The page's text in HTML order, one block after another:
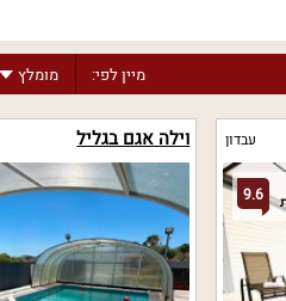
/
יישוב
מיין לפי: מומלץ
עבדון
9.6
וילה אגם בגליל